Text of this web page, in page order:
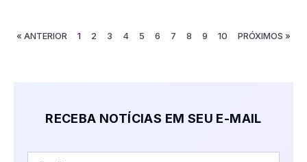
« ANTERIOR 1 2 3 4 5 6 7 8 9 10 PRÓXIMOS »
RECEBA NOTÍCIAS EM SEU E-MAIL